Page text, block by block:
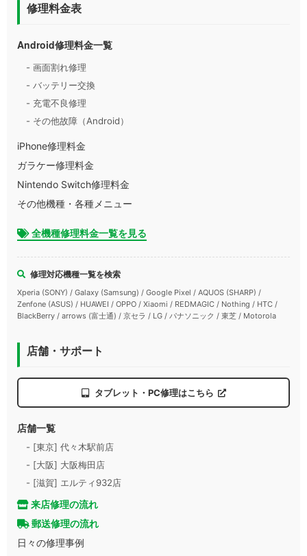
修理料金表
Android修理料金一覧
- 画面割れ修理
- バッテリー交換
- 充電不良修理
- その他故障（Android）
iPhone修理料金
ガラケー修理料金
Nintendo Switch修理料金
その他機種・各種メニュー
全機種修理料金一覧を見る
修理対応機種一覧を検索
Xperia (SONY) / Galaxy (Samsung) / Google Pixel / AQUOS (SHARP) /
Zenfone (ASUS) / HUAWEI / OPPO / Xiaomi / REDMAGIC / Nothing / HTC /
BlackBerry / arrows (富士通) / 京セラ / LG / パナソニック / 東芝 / Motorola
店舗・サポート
タブレット・PC修理はこちら
店舗一覧
- [東京] 代々木駅前店
- [大阪] 大阪梅田店
- [滋賀] エルティ932店
来店修理の流れ
郵送修理の流れ
日々の修理事例